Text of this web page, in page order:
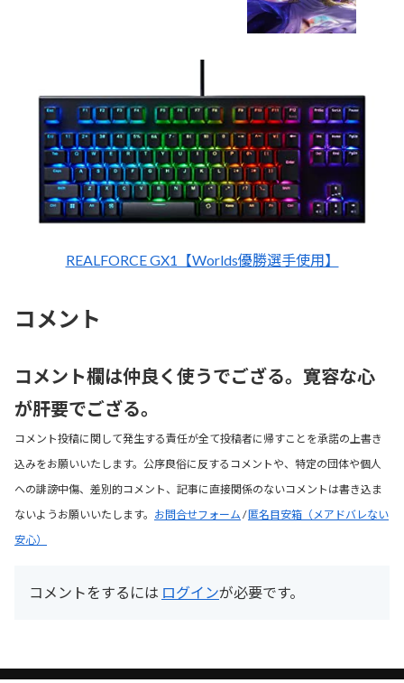
REALFORCE GX1【Worlds優勝選手使用】
コメント
コメント欄は仲良く使うでござる。寛容な心
が肝要でござる。
コメント投稿に関して発生する責任が全て投稿者に帰すことを承諾の上書き
込みをお願いいたします。公序良俗に反するコメントや、特定の団体や個人
への誹謗中傷、差別的コメント、記事に直接関係のないコメントは書き込ま
ないようお願いいたします。 お問合せフォーム /匿名目安箱（メアドバレない
安心）
コメントをするには ログインが必要です。